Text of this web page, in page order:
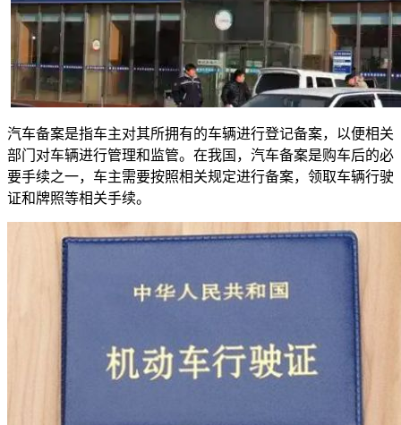
汽车备案是指车主对其所拥有的车辆进行登记备案，以便相关
部门对车辆进行管理和监管。在我国，汽车备案是购车后的必
要手续之一，车主需要按照相关规定进行备案，领取车辆行驶
证和牌照等相关手续。